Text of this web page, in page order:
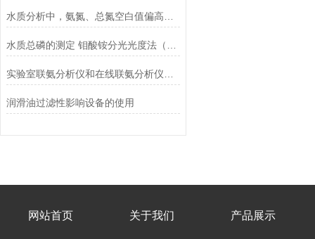
润滑油过滤性影响设备的使用
网站首页 关于我们 产品展示